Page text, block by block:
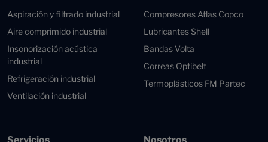
Aspiración y filtrado industrial
Aire comprimido industrial
Insonorización acústica
industrial
Refrigeración industrial
Ventilación industrial
Compresores Atlas Copco
Lubricantes Shell
Bandas Volta
Correas Optibelt
Termoplásticos FM Partec